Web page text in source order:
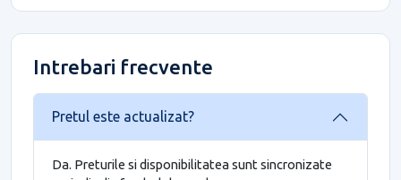
Intrebari frecvente
Pretul este actualizat?
Da. Preturile si disponibilitatea sunt sincronizate